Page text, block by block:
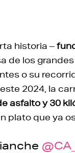
historia –
de los
o su
2024, la
asfalto y 30
plato que ya